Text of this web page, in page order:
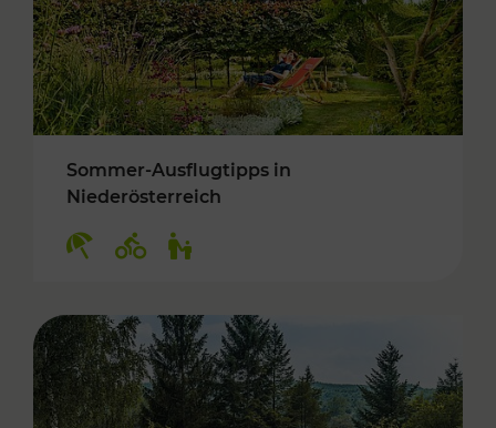
Sommer-Ausflugtipps in
Niederösterreich